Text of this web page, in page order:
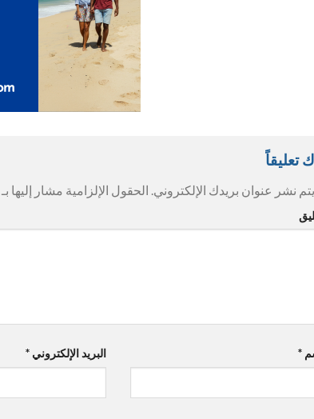
تعليقاً
نشر عنوان بريدك الإلكتروني. الحقول الإلزامية مشار إليها بـ
* البريد الإلكتروني *